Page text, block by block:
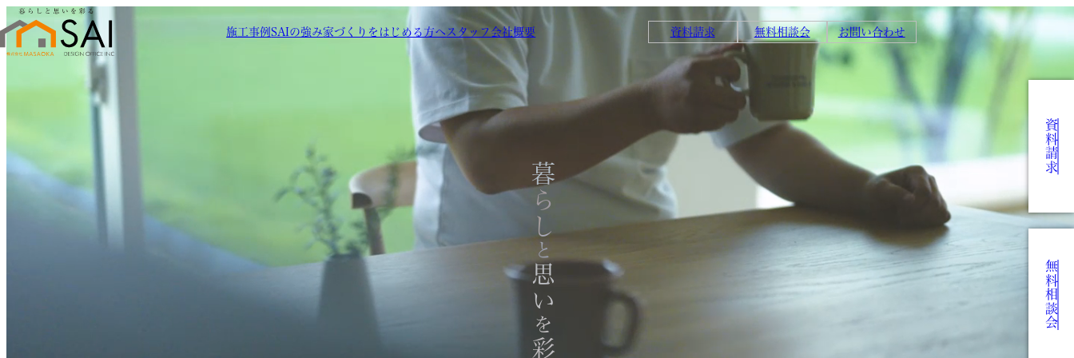
施工事例SAIの強み家づくりをはじめる方へ スタッフ会社概要 資料請求 無料相談会 お問い合わせ
暮らし
と
思い
を
資料請求
無料相談会